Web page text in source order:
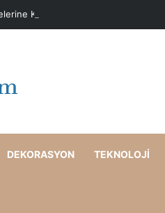
Karşı Evde Maske Önerileri
DEKORASYON TEKNOLOJI